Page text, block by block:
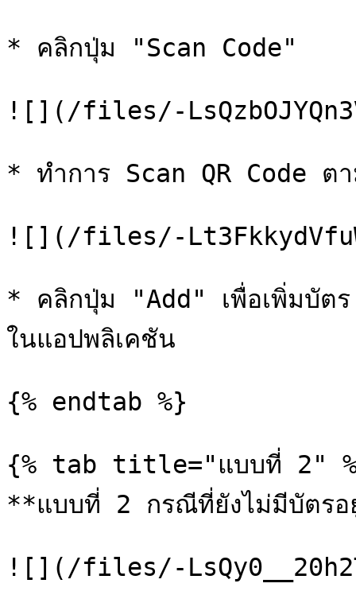
* คลิกปุ่ม "Scan Code"
![](/files/-
* ทำการ Scan QR Code ต
![](/files/-
* คลิกปุ่ม "Add" เพื่อเพิ่มบั
ในแอปพลิเคชัน
{% endtab %}
{% tab title="แบบที่ 2"
**แบบที่ 2 กรณีที่ยังไม่มีบัตรอ
![](/files/-